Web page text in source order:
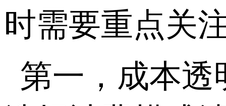
时需要重点关
第一，成本透